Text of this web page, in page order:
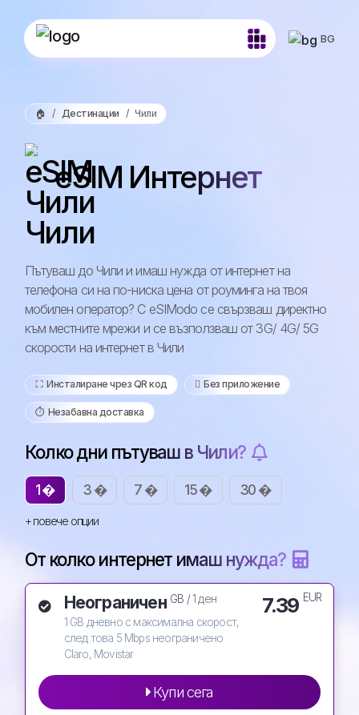
BG
🏠 Дестинации Чили
eSIM Интернет
Чили
Пътуваш до Чили и имаш нужда от интернет на
телефона си на по-ниска цена от роуминга на твоя
мобилен оператор? С eSIModo се свързваш директно
към местните мрежи и се възползваш от 3G/ 4G/ 5G
скорости на интернет в Чили
⛶️️ Инсталиране чрез QR код ️ Без приложение
⏱️️ Незабавна доставка
Колко дни пътуваш в Чили?
1 � 3 � 7 � 15 � 30 �
+ повече опции
От колко интернет имаш нужда?
Неограничен GB /1 ден
1 GB дневно с максимална скорост,
след това 5 Mbps неограничено
Claro, Movistar
7.39 EUR
Купи сега